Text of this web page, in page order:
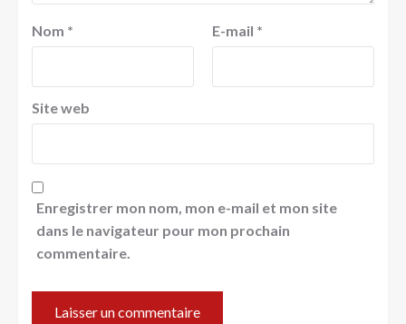
Nom * E-mail *
Site web
Enregistrer mon nom, mon e-mail et mon site
dans le navigateur pour mon prochain
commentaire.